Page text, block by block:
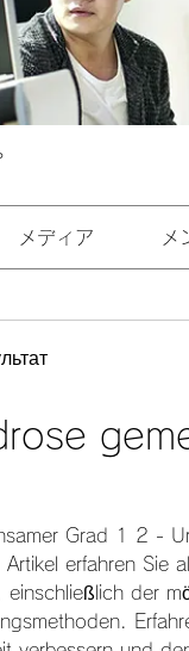
メディア メ
Grad 1 2 -
erfahren Sie
der